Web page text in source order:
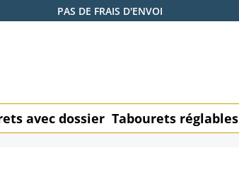
PAS DE FRAIS D'ENVOI
avec dossier Tabourets réglables